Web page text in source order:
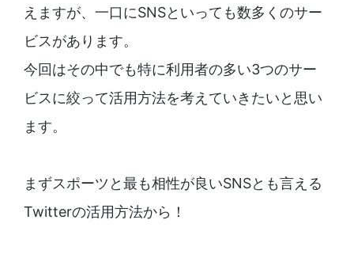
えますが、一口にSNSといっても数多くのサー
ビスがあります。
今回はその中でも特に利用者の多い3つのサー
ビスに絞って活用方法を考えていきたいと思い
ます。
まずスポーツと最も相性が良いSNSとも言える
Twitterの活用方法から！